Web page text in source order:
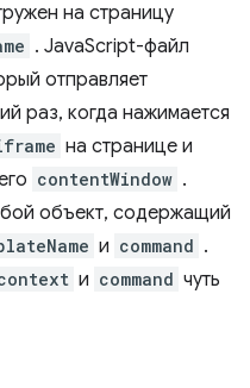
на страницу
. JavaScript-файл
отправляет
раз, когда нажимается
на странице и
contentWindow .
объект, содержащий
и command .
и command чуть